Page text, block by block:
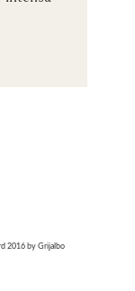
2016 by Grijalbo